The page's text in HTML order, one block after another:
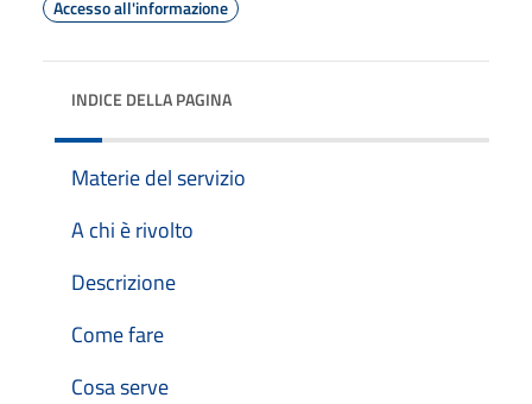
Accesso all'informazione
INDICE DELLA PAGINA
Materie del servizio
A chi è rivolto
Descrizione
Come fare
Cosa serve